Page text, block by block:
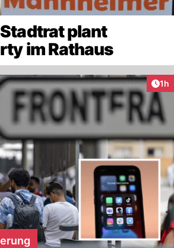
plant
im Rathaus
1h